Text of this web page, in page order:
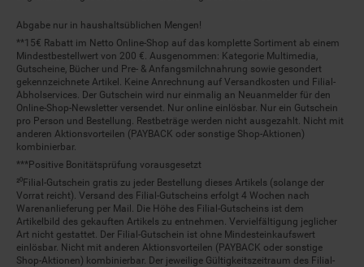
Abgabe nur in haushaltsüblichen Mengen!
**15€ Rabatt im Netto Online-Shop auf das komplette Sortiment ab einem
Mindestbestellwert von 200 €. Ausgenommen: Kategorie Multimedia,
Gutscheine, Bücher und Pre- & Anfangsmilchnahrung sowie gesondert
gekennzeichnete Artikel. Keine Anrechnung auf Versandkosten und Filial-
Abholservices. Der Gutschein wird nur einmalig an Neuanmelder für den
Online-Shop-Newsletter versendet. Nur online einlösbar. Nur ein Gutschein
pro Person und Bestellung. Restbeträge werden nicht ausgezahlt. Nicht mit
anderen Aktionsvorteilen (PAYBACK oder sonstige Shop-Aktionen)
kombinierbar.
***Positive Bonitätsprüfung vorausgesetzt
²⁰Filial-Gutschein gratis zu jeder Bestellung dieses Artikels (solange der
Vorrat reicht). Versand des Filial-Gutscheins erfolgt 4 Wochen nach
Warenanlieferung per Mail. Die Höhe des Filial-Gutscheins ist dem
Artikelbild des gekauften Artikels zu entnehmen. Vervielfältigung jeglicher
Art nicht gestattet. Der Filial-Gutschein ist ohne Mindesteinkaufswert
einlösbar. Nicht mit anderen Aktionsvorteilen (PAYBACK oder sonstige
Shop-Aktionen) kombinierbar. Der jeweilige Gültigkeitszeitraum des Filial-